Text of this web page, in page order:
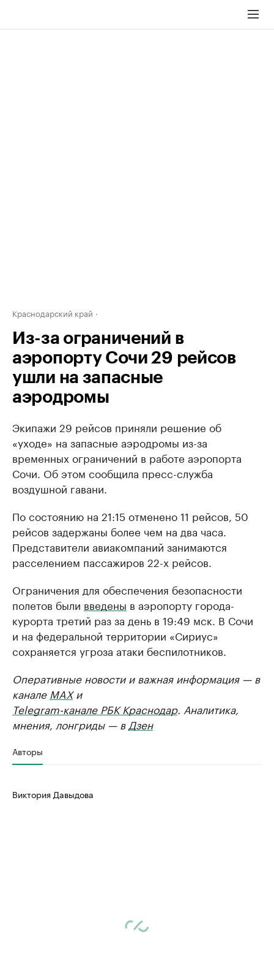
Краснодарский край
Из-за ограничений в
аэропорту Сочи 29 рейсов
ушли на запасные
аэродромы
Экипажи 29 рейсов приняли решение об
«уходе» на запасные аэродромы из-за
временных ограничений в работе аэропорта
Сочи. Об этом сообщила пресс-служба
воздушной гавани.
По состоянию на 21:15 отменено 11 рейсов, 50
рейсов задержаны более чем на два часа.
Представители авиакомпаний занимаются
расселением пассажиров 22-х рейсов.
Ограничения для обеспечения безопасности
полетов были введены в аэропорту города-
курорта третий раз за день в 19:49 мск. В Сочи
и на федеральной территории «Сириус»
сохраняется угроза атаки беспилотников.
Оперативные новости и важная информация — в
канале MAXи
Telegram-канале РБК Краснодар. Аналитика,
мнения, лонгриды — в Дзен
Авторы
Виктория Давыдова